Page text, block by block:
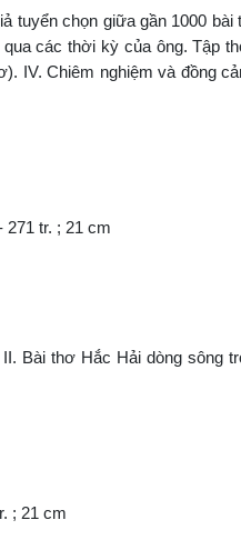
tuyển chọn giữa gần 1000 bài
các thời kỳ của ông. Tập
IV. Chiêm nghiệm và đồng
271 tr. ; 21 cm
Bài thơ Hắc Hải dòng sông
; 21 cm